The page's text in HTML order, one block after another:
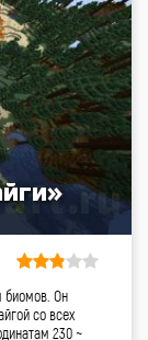
биомов. Он
со всех
230 ~